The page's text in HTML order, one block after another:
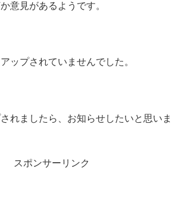
意見があるようです。
ップされていませんでした。
れましたら、お知らせしたいと思いま
スポンサーリンク